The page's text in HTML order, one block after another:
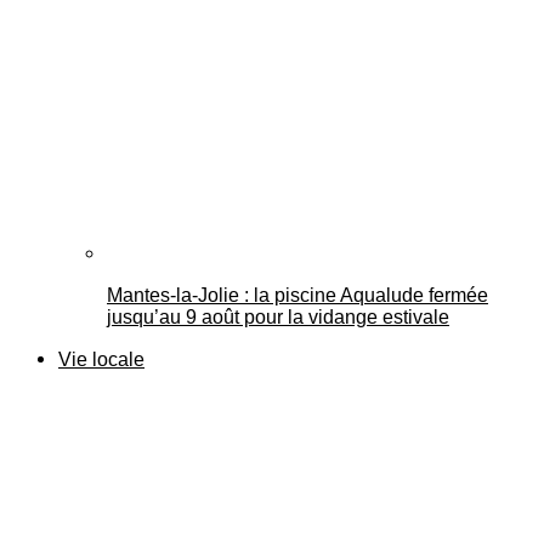
Mantes-la-Jolie : la piscine Aqualude fermée
jusqu’au 9 août pour la vidange estivale
Vie locale